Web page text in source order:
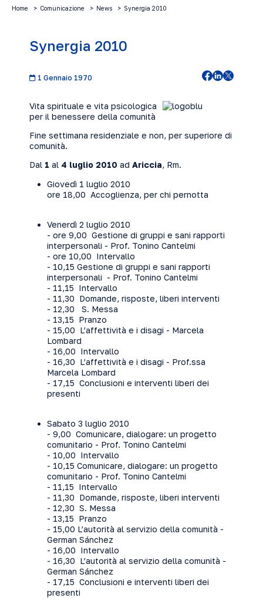
Home Comunicazione News Synergia 2010
Synergia 2010
1 Gennaio 1970
Vita spirituale e vita psicologica
per il benessere della comunità
Fine settimana residenziale e non, per superiore di
comunità.
Dal 1 al 4 luglio 2010 ad Ariccia, Rm.
Giovedì 1 luglio 2010
ore 18,00 Accoglienza, per chi pernotta
Venerdì 2 luglio 2010
- ore 9,00 Gestione di gruppi e sani rapporti
interpersonali - Prof. Tonino Cantelmi
- ore 10,00 Intervallo
- 10,15 Gestione di gruppi e sani rapporti
interpersonali - Prof. Tonino Cantelmi
- 11,15 Intervallo
- 11,30 Domande, risposte, liberi interventi
- 12,30 S. Messa
- 13,15 Pranzo
- 15,00 L’affettività e i disagi - Marcela
Lombard
- 16,00 Intervallo
- 16,30 L’affettività e i disagi - Prof.ssa
Marcela Lombard
- 17,15 Conclusioni e interventi liberi dei
presenti
Sabato 3 luglio 2010
- 9,00 Comunicare, dialogare: un progetto
comunitario - Prof. Tonino Cantelmi
- 10,00 Intervallo
- 10,15 Comunicare, dialogare: un progetto
comunitario - Prof. Tonino Cantelmi
- 11,15 Intervallo
- 11,30 Domande, risposte, liberi interventi
- 12,30 S. Messa
- 13,15 Pranzo
- 15,00 L’autorità al servizio della comunità -
German Sánchez
- 16,00 Intervallo
- 16,30 L’autorità al servizio della comunità -
German Sánchez
- 17,15 Conclusioni e interventi liberi dei
presenti